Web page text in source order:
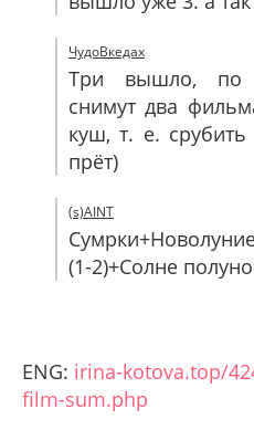
ЧудоВкедах
Три вышло, по
снимут два
куш, т. е.
прёт)
(s)AINT
(1-2)+Солне
ENG: irina-kotova.top/
film-sum.php